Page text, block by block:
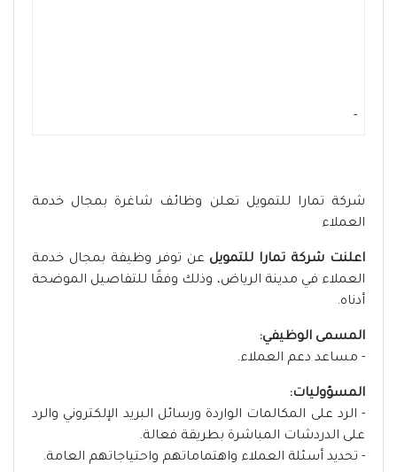
-
شركة تمارا للتمويل تعلن وظائف شاغرة بمجال خدمة
العملاء
اعلنت شركة تمارا للتمويل عن توفر وظيفة بمجال خدمة
العملاء في مدينة الرياض، وذلك وفقًا للتفاصيل الموضحة
أدناه.
المسمى الوظيفي:
- مساعد دعم العملاء.
المسؤوليات:
- الرد على المكالمات الواردة ورسائل البريد الإلكتروني والرد
على الدردشات المباشرة بطريقة فعالة.
- تحديد أسئلة العملاء واهتماماتهم واحتياجاتهم العامة.